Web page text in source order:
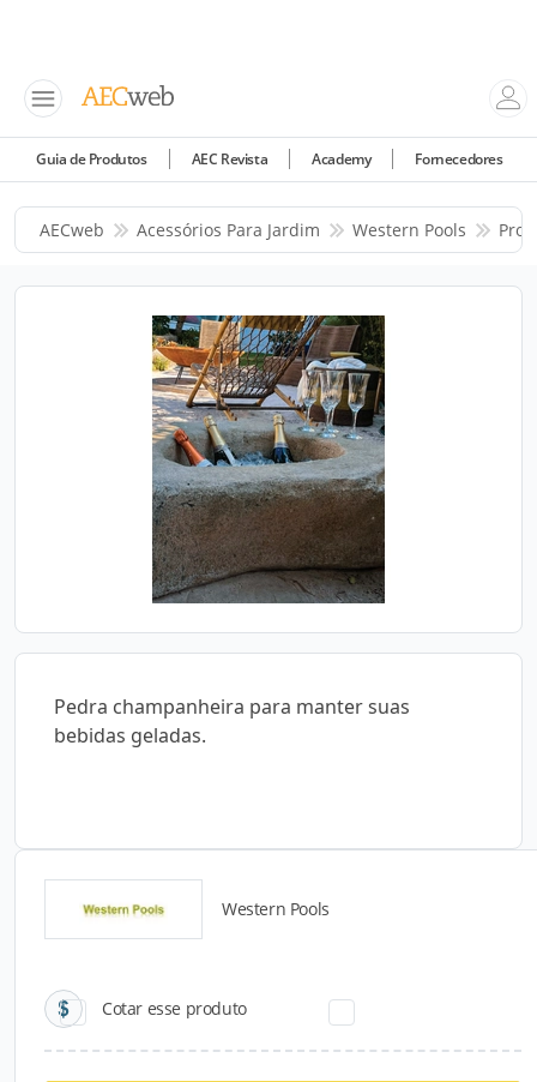
Guia de Produtos AEC Revista Academy Fornecedores
AECweb Acessórios Para Jardim Western Pools
Pedra champanheira para manter suas
bebidas geladas.
Western Pools
Cotar esse produto
Catálogos para Download